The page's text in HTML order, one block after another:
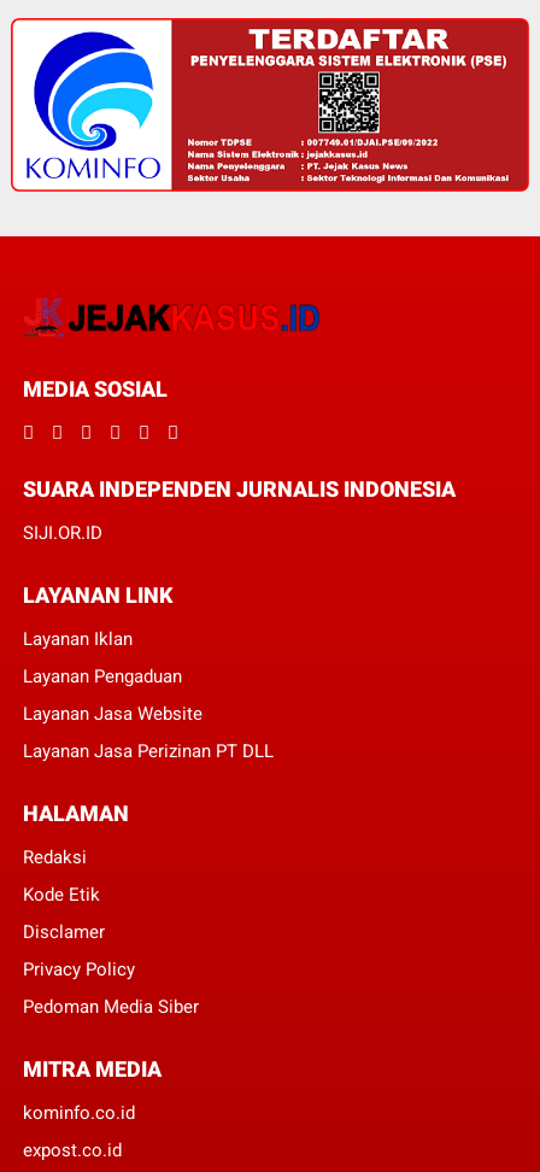
MEDIA SOSIAL
SUARA INDEPENDEN JURNALIS INDONESIA
SIJI.OR.ID
LAYANAN LINK
Layanan Iklan
Layanan Pengaduan
Layanan Jasa Website
Layanan Jasa Perizinan PT DLL
HALAMAN
Redaksi
Kode Etik
Disclamer
Privacy Policy
Pedoman Media Siber
MITRA MEDIA
kominfo.co.id
expost.co.id